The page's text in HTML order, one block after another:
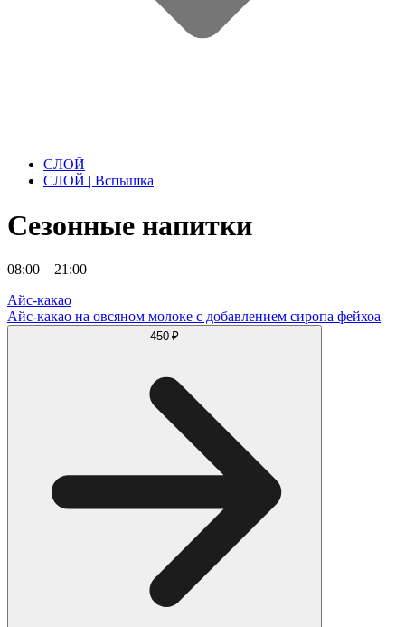
СЛОЙ
СЛОЙ | Вспышка
Сезонные напитки
08:00 – 21:00
Айс-какао
Айс-какао на овсяном молоке с добавлением сиропа фейхоа
450 ₽